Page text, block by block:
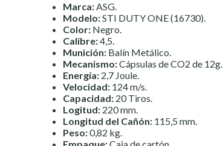
Marca:ASG.
Modelo:STI DUTY ONE (16730).
Color: Negro.
Calibre:4,5.
Munición: Balín Metálico.
Mecanismo:Cápsulas de CO2 de 12g.
Energía: 2,7 Joule.
Velocidad: 124 m/s.
Capacidad: 20 Tiros.
Logitud: 220 mm.
Longitud del Cañón: 115,5 mm.
Peso:0,82 kg.